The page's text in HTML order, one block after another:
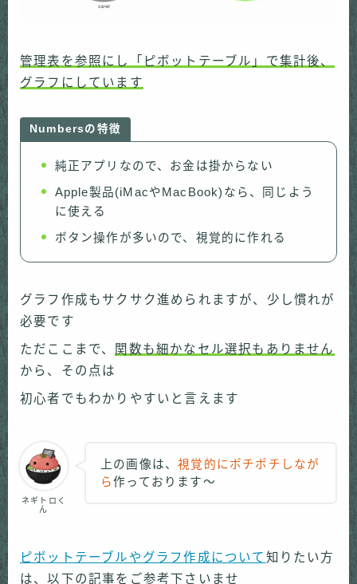
管理表を参照にし「ピボットテーブル」で集計後、
グラフにしています
Numbersの特徴
純正アプリなので、お金は掛からない
Apple製品(iMacやMacBook)なら、同じよう
に使える
ボタン操作が多いので、視覚的に作れる
グラフ作成もサクサク進められますが、少し慣れが
必要です
ただここまで、 関数も細かなセル選択もありません
から、その点は
初心者でもわかりやすいと言えます
ネギトロく
ん
上の画像は、視覚的にポチポチしなが
ら作っております〜
ピボットテーブルやグラフ作成について 知りたい方
は、以下の記事をご参考下さいませ